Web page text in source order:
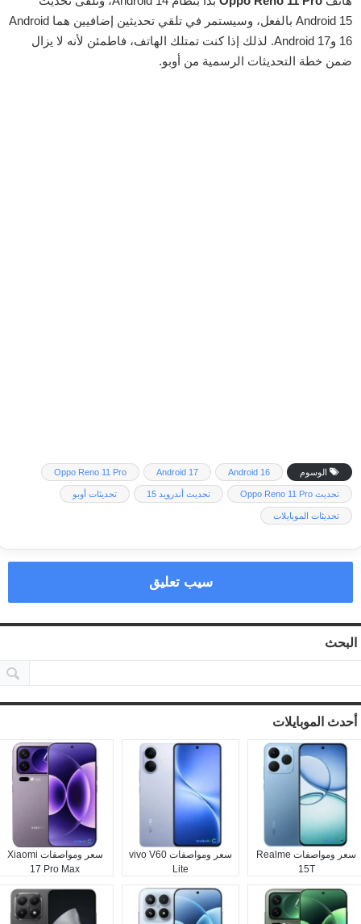
Android 15 بالفعل، وسيستمر في تلقي تحديثين إضافيين هما Android
16 وAndroid 17. لذلك إذا كنت تمتلك الهاتف، فاطمئن لأنه لا يزال
ضمن خطة التحديثات الرسمية من أوبو.
الوسوم Android 16
Android 17
Oppo Reno 11 Pro
تحديث Oppo Reno 11 Pro تحديث أندرويد 15 تحديثات أوبو
تحديثات الموبايلات
سيب تعليق
البحث
أحدث الموبايلات
سعر ومواصفات Realme
15T
سعر ومواصفات vivo V60
Lite
سعر ومواصفات Xiaomi
17 Pro Max